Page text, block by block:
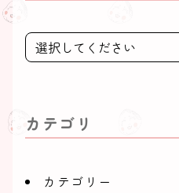
カテゴリ
カテゴリー